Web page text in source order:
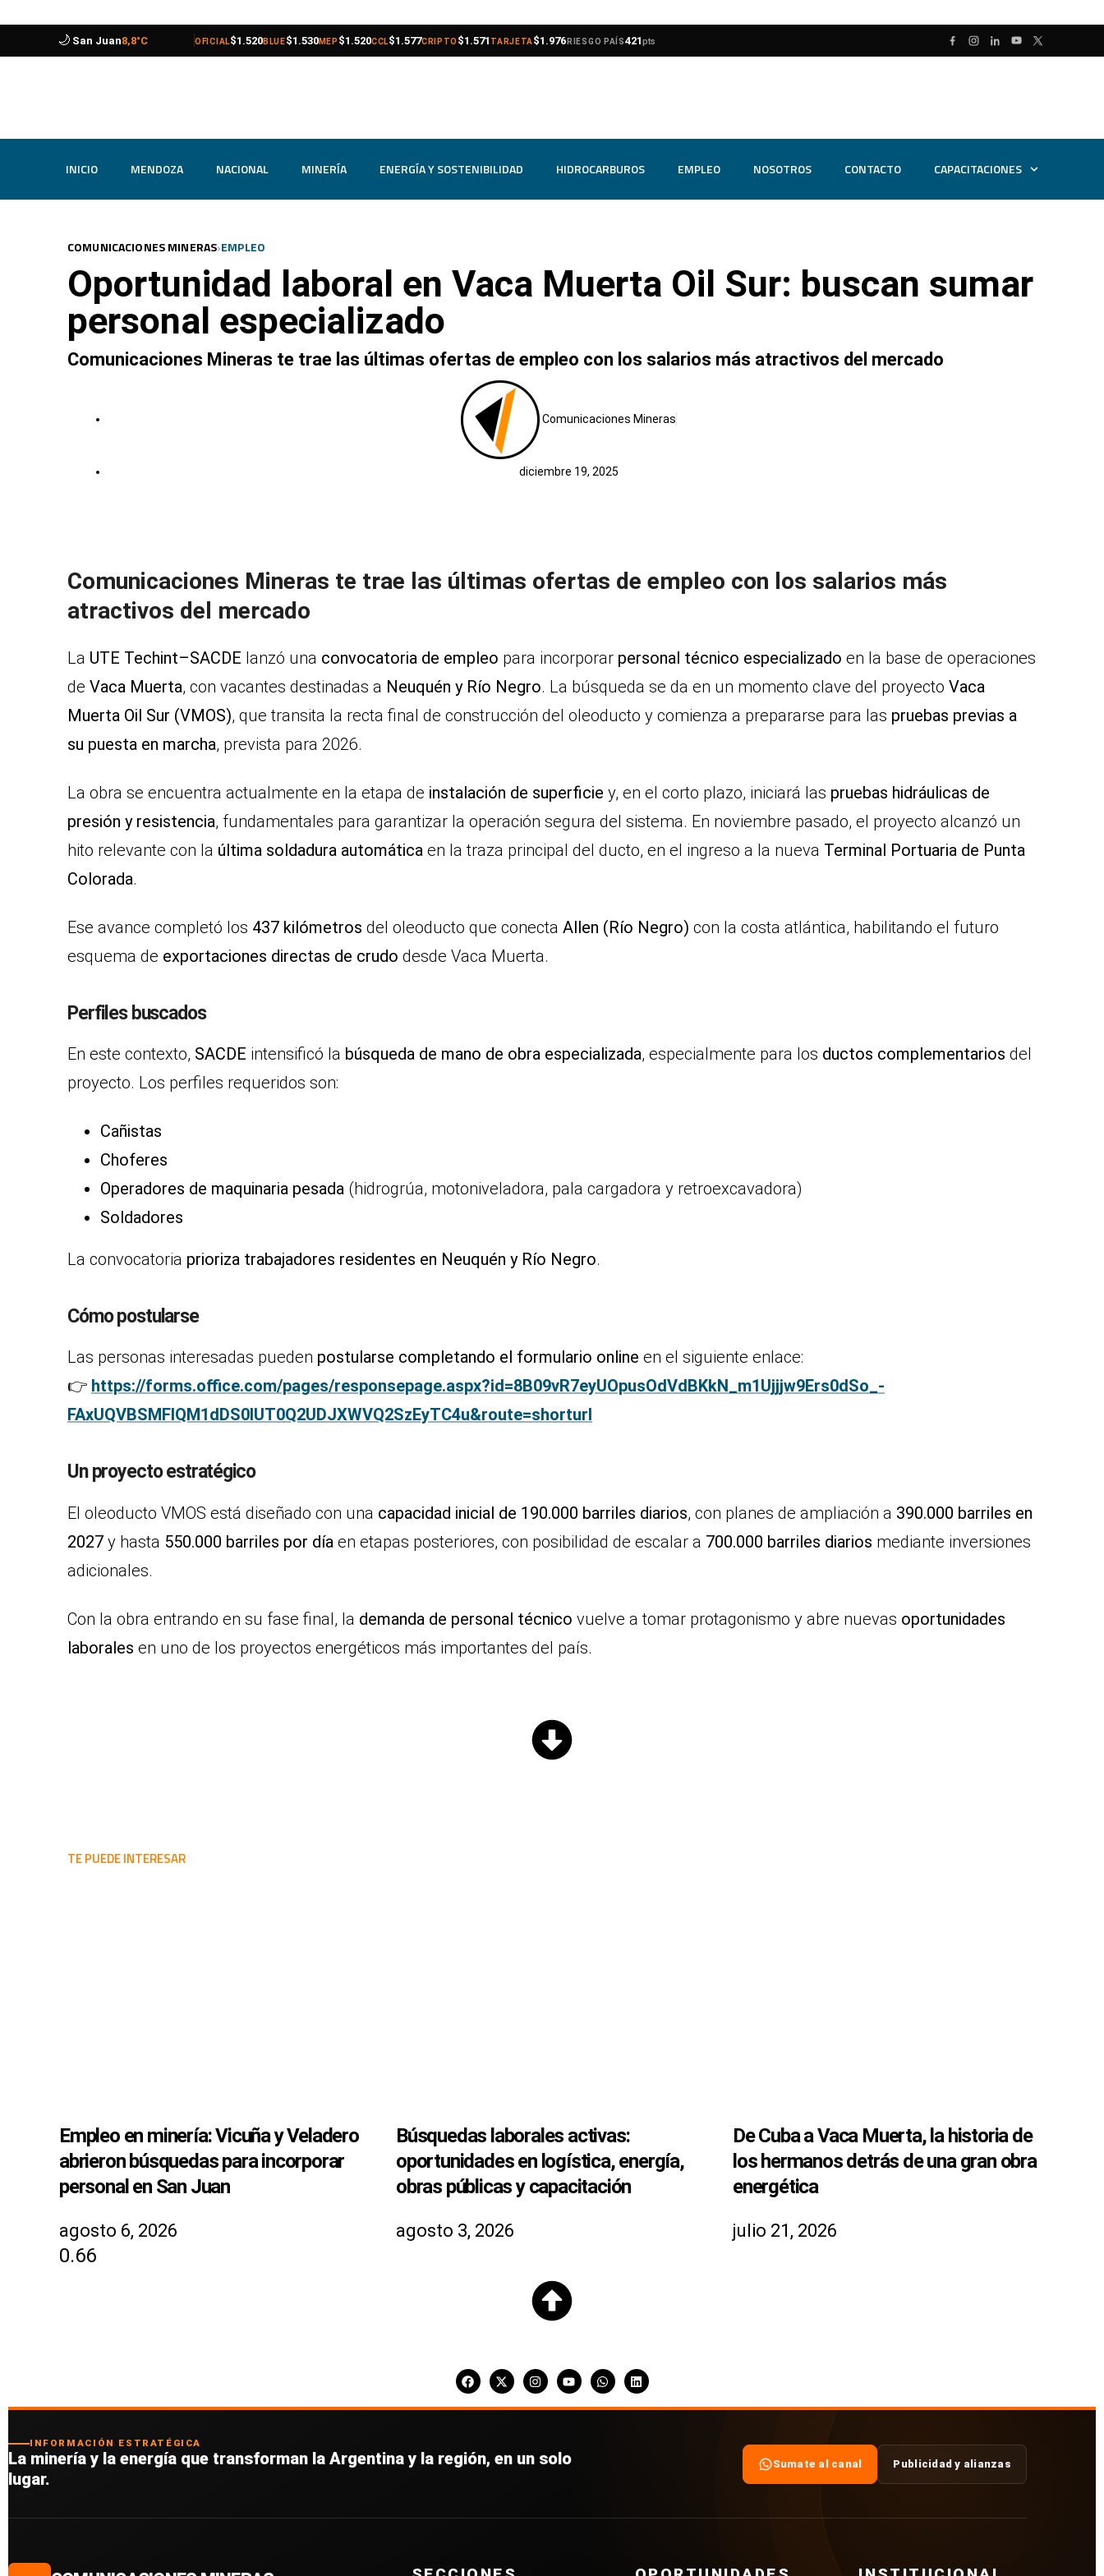
🌙 Catamarca11,0°C OFICIAL
compra
venta $1.520BLUE
compra
venta$1.530MEP
compra
venta$1.520CCL
compra
venta$1.577CRIPTO
compra
venta $1.571 TARJETA
compra
venta $1.976RIESGO PAÍS421pts
INICIO MENDOZA NACIONAL MINERÍA ENERGÍA Y SOSTENIBILIDAD HIDROCARBUROS EMPLEO NOSOTROS CONTACTO CAPACITACIONES
COMUNICACIONES MINERAS›EMPLEO
Oportunidad laboral en Vaca Muerta Oil Sur: buscan sumar
personal especializado
Comunicaciones Mineras te trae las últimas ofertas de empleo con los salarios más atractivos del mercado
Comunicaciones Mineras
diciembre 19, 2025
Comunicaciones Mineras te trae las últimas ofertas de empleo con los salarios más
atractivos del mercado
La UTE Techint–SACDE lanzó una convocatoria de empleo para incorporar personal técnico especializado en la base de operaciones
de Vaca Muerta, con vacantes destinadas a Neuquén y Río Negro. La búsqueda se da en un momento clave del proyecto Vaca
Muerta Oil Sur (VMOS), que transita la recta final de construcción del oleoducto y comienza a prepararse para las pruebas previas a
su puesta en marcha, prevista para 2026.
La obra se encuentra actualmente en la etapa de instalación de superficie y, en el corto plazo, iniciará las pruebas hidráulicas de
presión y resistencia, fundamentales para garantizar la operación segura del sistema. En noviembre pasado, el proyecto alcanzó un
hito relevante con la última soldadura automática en la traza principal del ducto, en el ingreso a la nueva Terminal Portuaria de Punta
Colorada.
Ese avance completó los 437 kilómetros del oleoducto que conecta Allen (Río Negro) con la costa atlántica, habilitando el futuro
esquema de exportaciones directas de crudo desde Vaca Muerta.
Perfiles buscados
En este contexto, SACDE intensificó la búsqueda de mano de obra especializada, especialmente para los ductos complementarios del
proyecto. Los perfiles requeridos son:
Cañistas
Choferes
Operadores de maquinaria pesada (hidrogrúa, motoniveladora, pala cargadora y retroexcavadora)
Soldadores
La convocatoria prioriza trabajadores residentes en Neuquén y Río Negro.
Cómo postularse
Las personas interesadas pueden postularse completando el formulario online en el siguiente enlace:
👉 https://forms.office.com/pages/responsepage.aspx?id=8B09vR7eyUOpusOdVdBKkN_m1Ujjjw9Ers0dSo_-
FAxUQVBSMFlQM1dDS0lUT0Q2UDJXWVQ2SzEyTC4u&route=shorturl
Un proyecto estratégico
El oleoducto VMOS está diseñado con una capacidad inicial de 190.000 barriles diarios, con planes de ampliación a 390.000 barriles en
2027 y hasta 550.000 barriles por día en etapas posteriores, con posibilidad de escalar a 700.000 barriles diarios mediante inversiones
adicionales.
Con la obra entrando en su fase final, la demanda de personal técnico vuelve a tomar protagonismo y abre nuevas oportunidades
laborales en uno de los proyectos energéticos más importantes del país.
TE PUEDE INTERESAR
Empleo en minería: Vicuña y Veladero
abrieron búsquedas para incorporar
personal en San Juan
agosto 6, 2026
Búsquedas laborales activas:
oportunidades en logística, energía,
obras públicas y capacitación
agosto 3, 2026
De Cuba a Vaca Muerta, la historia de
los hermanos detrás de una gran obra
energética
julio 21, 2026
INFORMACIÓN ESTRATÉGICA
La minería y la energía que transforman la Argentina y la región, en un solo
lugar.
Sumate al canal Publicidad y alianzas